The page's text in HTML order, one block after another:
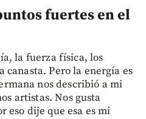
fuertes en el
la fuerza física, los
canasta. Pero la energía es
nos describió a mi
artistas. Nos gusta
eso dije que esa es mi